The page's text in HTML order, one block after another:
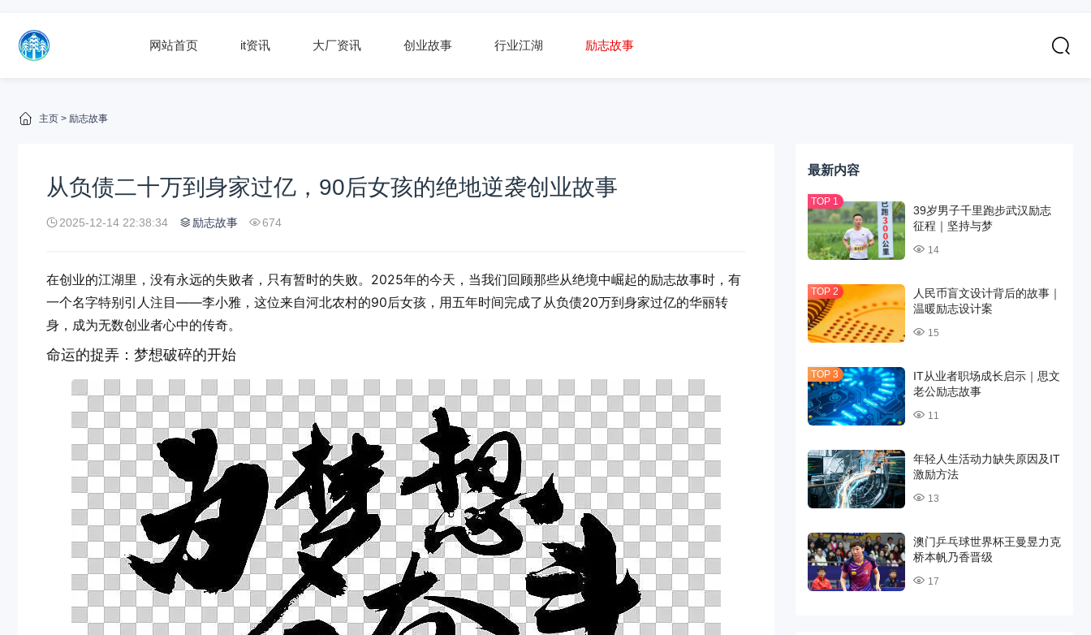
网站首页 it资讯 大厂资讯 创业故事 行业江湖 励志故事
主页 > 励志故事
从负债二十万到身家过亿，90后女孩的绝地逆袭创业故事
2025-12-14 22:38:34 励志故事 674
在创业的江湖里，没有永远的失败者，只有暂时的失败。2025年的今天，当我们回顾那些从绝境中崛起的励志故事时，有
一个名字特别引人注目——李小雅，这位来自河北农村的90后女孩，用五年时间完成了从负债20万到身家过亿的华丽转
身，成为无数创业者心中的传奇。
命运的捉弄：梦想破碎的开始
最新内容
39岁男子千里跑步武汉励志
征程｜坚持与梦
14
人民币盲文设计背后的故事｜
温暖励志设计案
15
IT从业者职场成长启示｜思文
老公励志故事
11
年轻人生活动力缺失原因及IT
激励方法
13
澳门乒乓球世界杯王曼昱力克
桥本帆乃香晋级
17